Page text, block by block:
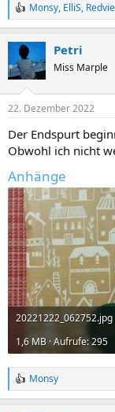
R
e
c
t
i
s
Monsy, ElliS,
Petri
Miss Marple
22. Dezember 2022
Der Endspurt
Obwohl ich nicht
Anhänge
20221222_062752.jpg
1,6 MB · Aufrufe: 295
R
e
Monsy